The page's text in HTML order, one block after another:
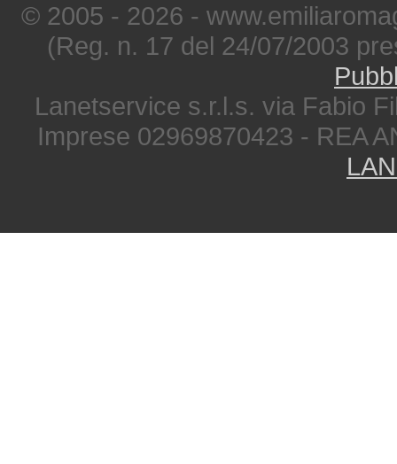
© 2005 - 2026 -
(Reg. n. 17 del 24/07/2003
Lanetservice s.r.l.s. via Fabio
Imprese 02969870423 - REA